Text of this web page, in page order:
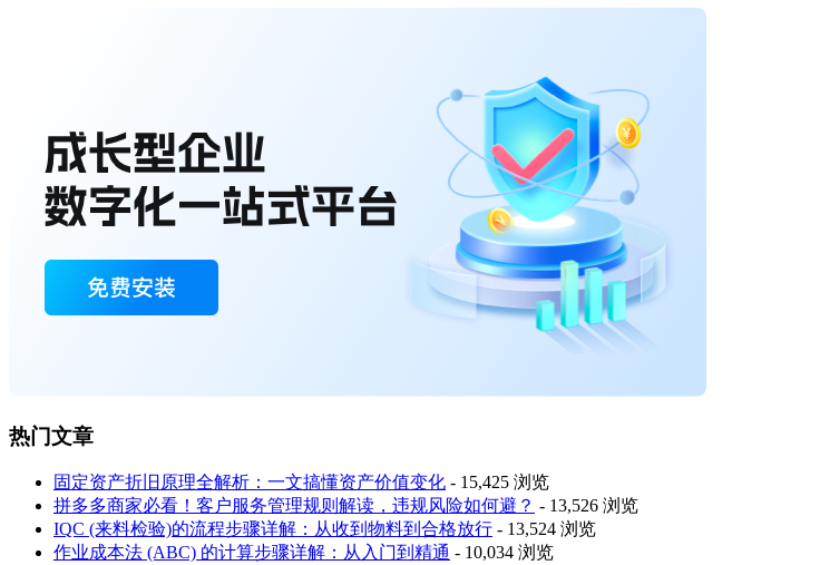
热门文章
固定资产折旧原理全解析：一文搞懂资产价值变化 - 15,425 浏览
拼多多商家必看！客户服务管理规则解读，违规风险如何避？ - 13,526 浏览
IQC (来料检验)的流程步骤详解：从收到物料到合格放行 - 13,524 浏览
作业成本法 (ABC) 的计算步骤详解：从入门到精通 - 10,034 浏览